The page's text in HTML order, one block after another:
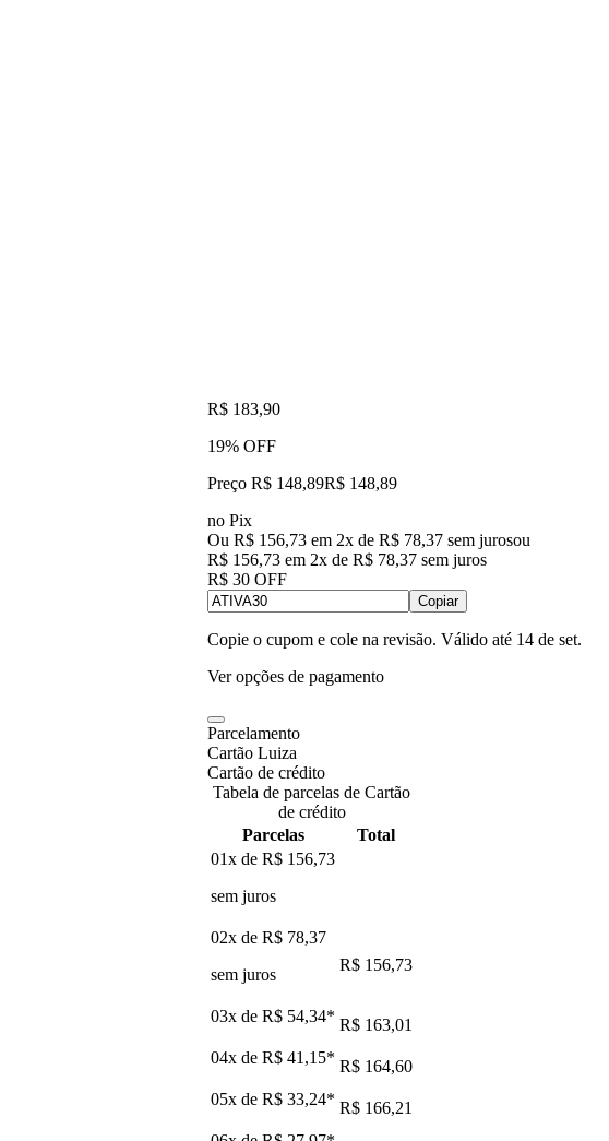
R$ 183,90
19% OFF
Preço R$ 148,89R$ 148,89
no Pix
Ou R$ 156,73 em 2x de R$ 78,37 sem jurosou
R$ 156,73 em 2x de R$ 78,37 sem juros
R$ 30 OFF
Copiar
Copie o cupom e cole na revisão. Válido até 14 de set.
Ver opções de pagamento
Parcelamento
Cartão Luiza
Cartão de crédito
Tabela de parcelas de Cartão
de crédito
Parcelas
Total
01x de R$ 156,73
sem juros
02x de R$ 78,37
sem juros
R$ 156,73
03x de R$ 54,34* R$ 163,01
04x de R$ 41,15* R$ 164,60
05x de R$ 33,24* R$ 166,21